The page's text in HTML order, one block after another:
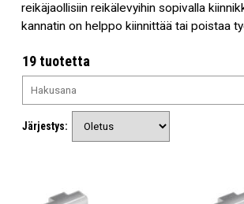
reikäjaollisiin reikälevyihin sopivalla
kannatin on helppo kiinnittää tai poistaa
19 tuotetta
Järjestys: